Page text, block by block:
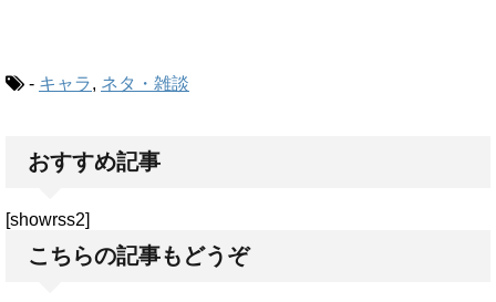
- キャラ, ネタ・雑談
おすすめ記事
[showrss2]
こちらの記事もどうぞ